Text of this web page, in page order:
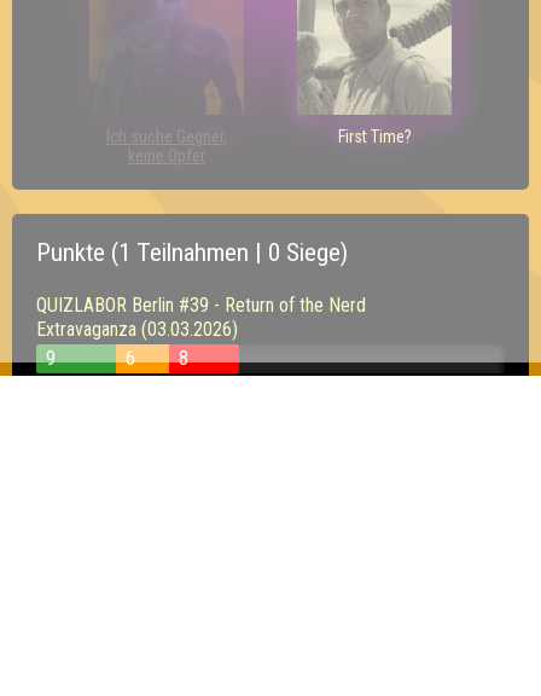
Ich suche Gegner,
keine Opfer
First Time?
Punkte (1 Teilnahmen | 0 Siege)
QUIZLABOR Berlin #39 - Return of the Nerd
Extravaganza (03.03.2026)
9
6 8